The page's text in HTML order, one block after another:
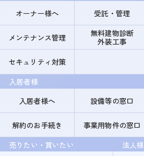
オーナー様へ
受託・管理
メンテナンス管理
無料建物診断
外装工事
セキュリティ対策
入居者様
入居者様へ
設備等の窓口
解約のお手続き
事業用物件の窓口
売りたい・買いたい
法人様